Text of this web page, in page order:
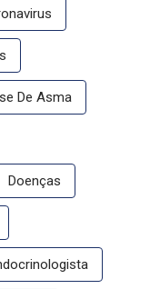
De Asma
Doenças